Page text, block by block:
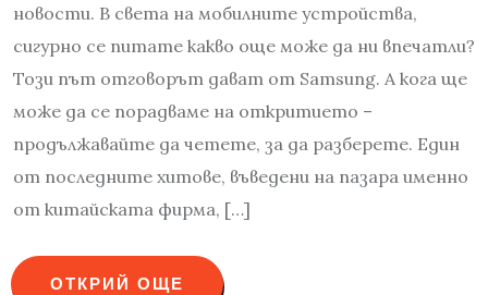
новости. В света на мобилните устройства,
сигурно се питате какво още може да ни впечатли?
Този път отговорът дават от Samsung. А кога ще
може да се порадваме на откритието –
продължавайте да четете, за да разберете. Един
от последните хитове, въведени на пазара именно
от китайската фирма, […]
ОТКРИЙ ОЩЕ